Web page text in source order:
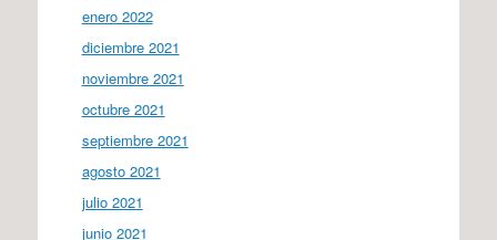
enero 2022
diciembre 2021
noviembre 2021
octubre 2021
septiembre 2021
agosto 2021
julio 2021
junio 2021